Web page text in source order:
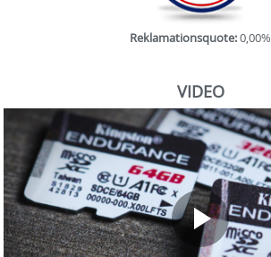
Reklamationsquote:0,00%
VIDEO